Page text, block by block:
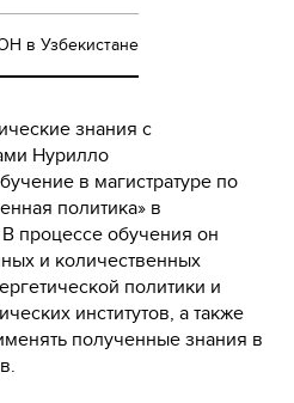
в Узбекистане
знания с
Нурилло
в магистратуре по
политика» в
процессе обучения он
и количественных
политики и
институтов, а также
полученные знания в